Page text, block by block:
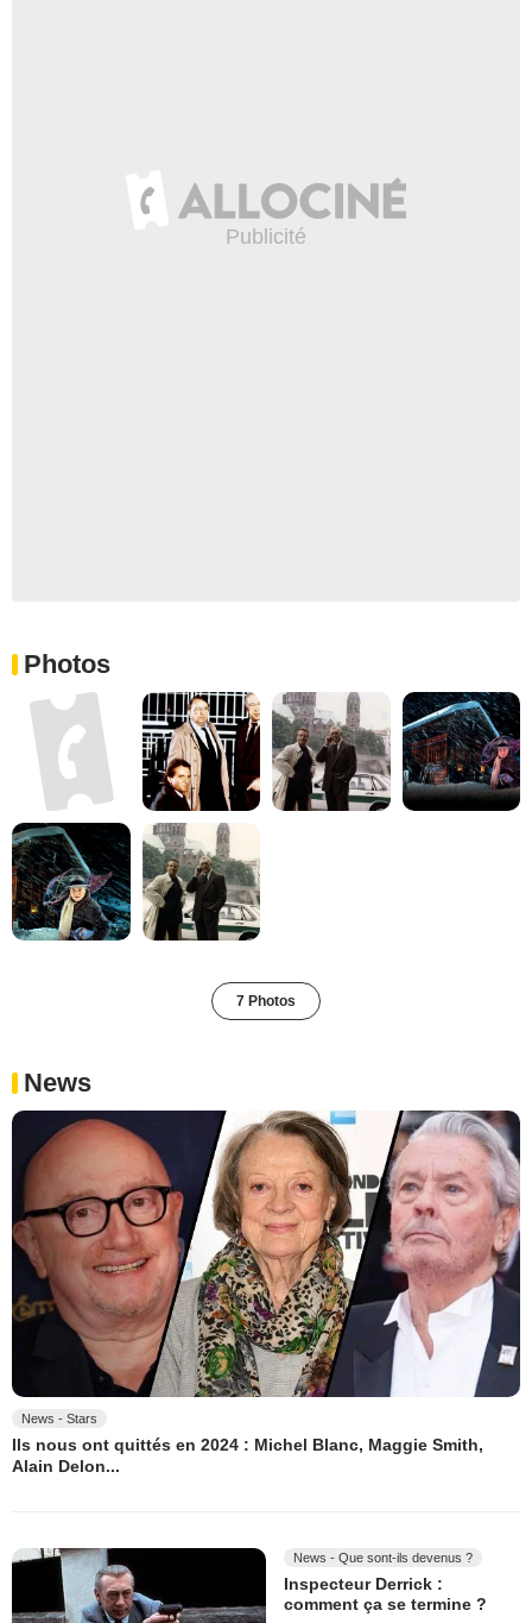
Photos
7 Photos
News
News - Stars
Ils nous ont quittés en 2024 : Michel Blanc, Maggie Smith,
Alain Delon...
News - Que sont-ils devenus ?
Inspecteur Derrick :
comment ça se termine ?